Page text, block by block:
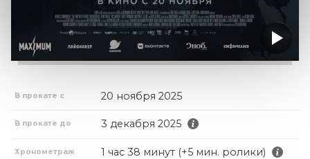
В прокате с 20 ноября 2025
В прокате до 3 декабря 2025
Хронометраж 1 час 38 минут (+5 мин. ролики)